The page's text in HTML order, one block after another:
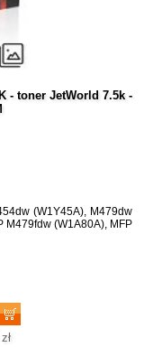
- toner JetWorld 7.5k -
(W1Y45A), M479dw
M479fdw (W1A80A), MFP
zł